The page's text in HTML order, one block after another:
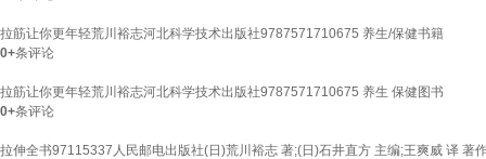
拉筋让你更年轻荒川裕志河北科学技术出版社9787571710675 养生/保健书籍
0+条评论
拉筋让你更年轻荒川裕志河北科学技术出版社9787571710675 养生 保健图书
0+条评论
拉伸全书97115337人民邮电出版社(日)荒川裕志 著;(日)石井直方 主编;王爽威 译 著